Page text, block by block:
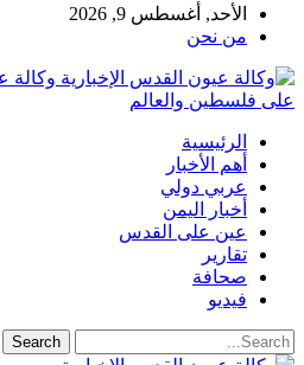
الأحد, أغسطس 9, 2026
من نحن
وكالة
على فلسطين والعالم
الرئيسية
أهم الأخبار
عربي دولي
أخبار اليمن
عين على القدس
تقارير
صحافة
فيديو